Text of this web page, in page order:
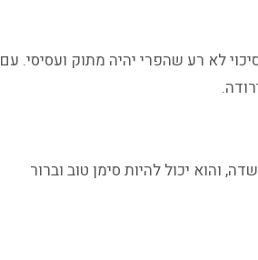
לא רע שהפרי יהיה מתוק ועסיסי. עם
והוא יכול להיות סימן טוב וברור